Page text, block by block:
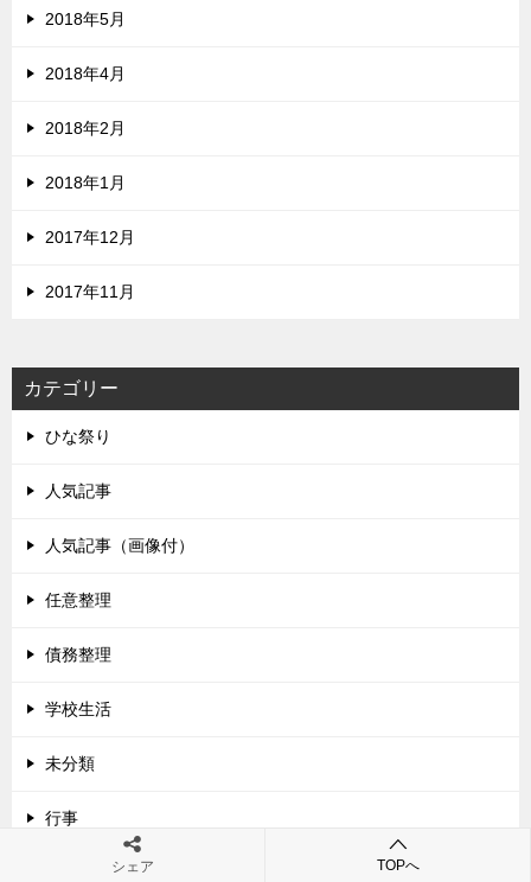
2018年5月
2018年4月
2018年2月
2018年1月
2017年12月
2017年11月
カテゴリー
ひな祭り
人気記事
人気記事（画像付）
任意整理
債務整理
学校生活
未分類
行事
シェア TOPへ